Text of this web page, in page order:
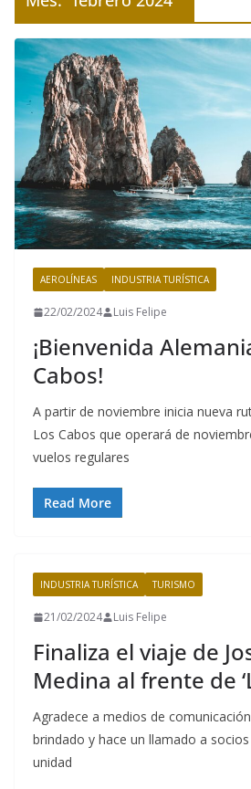
AEROLÍNEAS INDUSTRIA TURÍSTICA
22/02/2024 Luis Felipe
¡Bienvenida
Cabos!
A partir de noviembre inicia nueva
Los Cabos que operará de
vuelos regulares
Read More
INDUSTRIA TURÍSTICA TURISMO
21/02/2024 Luis Felipe
Finaliza el viaje de
Medina al frente de
Agradece a medios de
brindado y hace un llamado a
unidad